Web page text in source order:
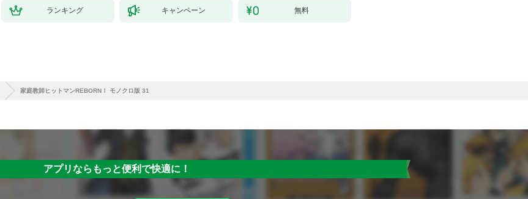
ランキング キャンペーン 無料
家庭教師ヒットマンREBORN！ モノクロ版 31
アプリならもっと便利で快適に！